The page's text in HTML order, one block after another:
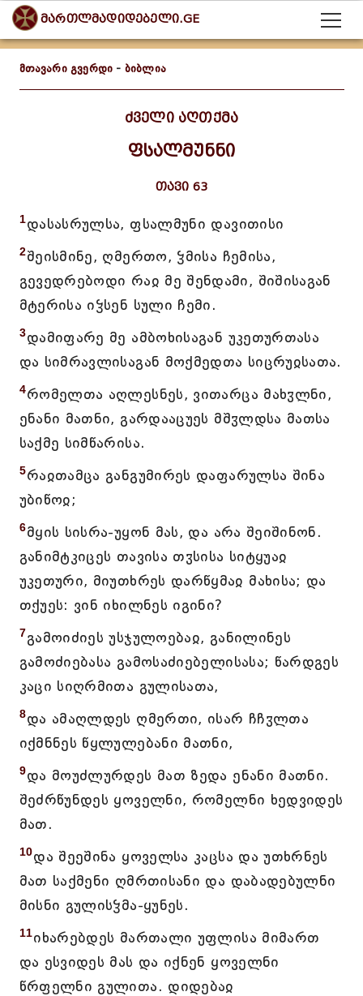
მართლმადიდებელი.GE
მთავარი გვერდი - ბიბლია
ძველი აღთქმა
ფსალმუნნი
თავი 63
1დასასრულსა, ფსალმუნი დავითისი
2შეისმინე, ღმერთო, ჴმისა ჩემისა,
გევედრებოდი რაჲ მე შენდამი, შიშისაგან
მტერისა იჴსენ სული ჩემი.
3დამიფარე მე ამბოხისაგან უკეთურთასა
და სიმრავლისაგან მოქმედთა სიცრუჲსათა.
4რომელთა აღლესნეს, ვითარცა მახჳლნი,
ენანი მათნი, გარდააცუეს მშჳლდსა მათსა
საქმე სიმწარისა.
5რაჲთამცა განგუმირეს დაფარულსა შინა
უბიწოჲ;
6მყის სისრა-უყონ მას, და არა შეიშინონ.
განიმტკიცეს თავისა თჳსისა სიტყუაჲ
უკეთური, მიუთხრეს დარწყმაჲ მახისა; და
თქუეს: ვინ იხილნეს იგინი?
7გამოიძიეს უსჯულოებაჲ, განილინეს
გამოძიებასა გამოსაძიებელისასა; წარდგეს
კაცი სიღრმითა გულისათა,
8და ამაღლდეს ღმერთი, ისარ ჩჩჳლთა
იქმნნეს წყლულებანი მათნი,
9და მოუძლურდეს მათ ზედა ენანი მათნი.
შეძრწუნდეს ყოველნი, რომელნი ხედვიდეს
მათ.
10და შეეშინა ყოველსა კაცსა და უთხრნეს
მათ საქმენი ღმრთისანი და დაბადებულნი
მისნი გულისჴმა-ყუნეს.
11იხარებდეს მართალი უფლისა მიმართ
და ესვიდეს მას და იქნენ ყოველნი
წრფელნი გულითა. დიდებაჲ